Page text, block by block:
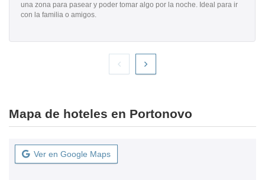
una zona para pasear y poder tomar algo por la noche. Ideal para ir
con la familia o amigos.
Mapa de hoteles en Portonovo
Ver en Google Maps